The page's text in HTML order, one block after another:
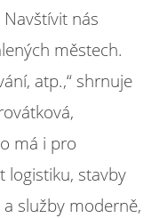
nás
městech.
atp.,“ shrnuje
má i pro
logistiku, stavby
služby moderně,